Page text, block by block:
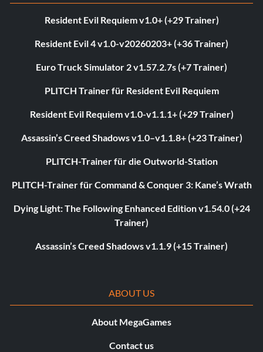
Resident Evil Requiem v1.0+ (+29 Trainer)
Resident Evil 4 v1.0-v20260203+ (+36 Trainer)
Euro Truck Simulator 2 v1.57.2.7s (+7 Trainer)
PLITCH Trainer für Resident Evil Requiem
Resident Evil Requiem v1.0-v1.1.1+ (+29 Trainer)
Assassin’s Creed Shadows v1.0–v1.1.8+ (+23 Trainer)
PLITCH-Trainer für die Outworld-Station
PLITCH-Trainer für Command & Conquer 3: Kane’s Wrath
Dying Light: The Following Enhanced Edition v1.54.0 (+24
Trainer)
Assassin’s Creed Shadows v1.1.9 (+15 Trainer)
ABOUT US
About MegaGames
Contact us